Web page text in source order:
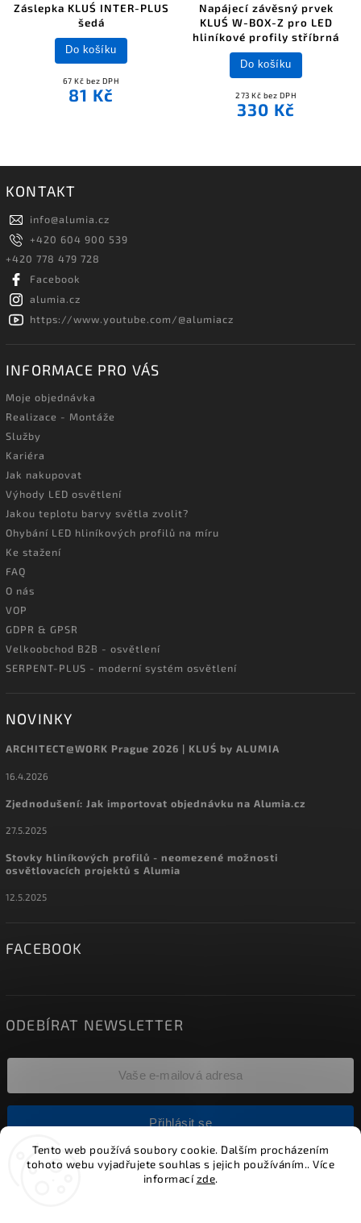
Tento web používá soubory cookie. Dalším procházením
tohoto webu vyjadřujete souhlas s jejich používáním.. Více
informacízde.
Záslepka KLUŚ INTER-PLUS
šedá
67 Kč bez DPH
81 Kč
Do košíku
Napájecí závěsný prvek
KLUŚ W-BOX-Z pro LED
hliníkové profily stříbrná
273 Kč bez DPH
330 Kč
Do košíku
KONTAKT
info@alumia.cz
+420 604 900 539
+420 778 479 728
Facebook
alumia.cz
https://www.youtube.com/@alumiacz
INFORMACE PRO VÁS
Moje objednávka
Realizace - Montáže
Služby
Kariéra
Jak nakupovat
Výhody LED osvětlení
Jakou teplotu barvy světla zvolit?
Ohybání LED hliníkových profilů na míru
Ke stažení
FAQ
O nás
VOP
GDPR & GPSR
Velkoobchod B2B - osvětlení
SERPENT-PLUS - moderní systém osvětlení
NOVINKY
ARCHITECT@WORK Prague 2026 | KLUŚ by ALUMIA
16.4.2026
Zjednodušení: Jak importovat objednávku na Alumia.cz
27.5.2025
Stovky hliníkových profilů - neomezené možnosti
osvětlovacích projektů s Alumia
12.5.2025
FACEBOOK
ODEBÍRAT NEWSLETTER
Přihlásit se
Alumia.cz - systémy LED osvětlení